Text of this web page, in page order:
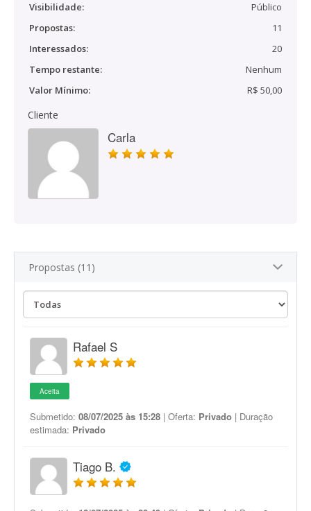
Visibilidade:
Público
Propostas:
11
Interessados:
20
Tempo restante:
Nenhum
Valor Mínimo:
R$ 50,00
Cliente
Carla
Propostas (11)
Rafael S
Aceita
Submetido: 08/07/2025 às 15:28 | Oferta: Privado | Duração
estimada: Privado
Tiago B.